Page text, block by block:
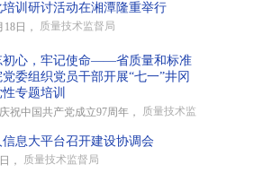
培训研讨活动在湘潭隆重举行
日， 质量技术监督局
初心，牢记使命——省质量和标准
委组织党员干部开展“七一”井冈
专题培训
祝中国共产党成立97周年， 质量技术监
信息大平台召开建设协调会
， 质量技术监督局